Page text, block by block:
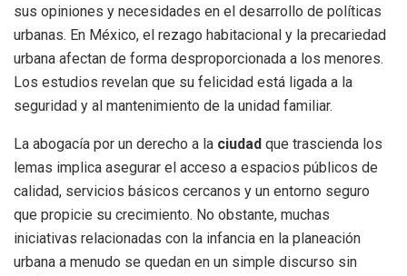
sus opiniones y necesidades en el desarrollo de políticas
urbanas. En México, el rezago habitacional y la precariedad
urbana afectan de forma desproporcionada a los menores.
Los estudios revelan que su felicidad está ligada a la
seguridad y al mantenimiento de la unidad familiar.
La abogacía por un derecho a la ciudad que trascienda los
lemas implica asegurar el acceso a espacios públicos de
calidad, servicios básicos cercanos y un entorno seguro
que propicie su crecimiento. No obstante, muchas
iniciativas relacionadas con la infancia en la planeación
urbana a menudo se quedan en un simple discurso sin